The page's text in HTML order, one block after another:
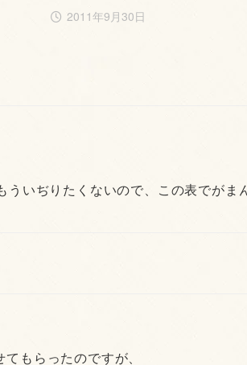
2011年9月30日
いぢりたくないので、この表でがま
もらったのですが、